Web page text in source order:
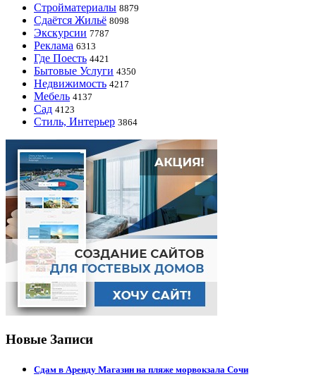
Стройматериалы 8879
Сдаётся Жильё 8098
Экскурсии 7787
Реклама 6313
Где Поесть 4421
Бытовые Услуги 4350
Недвижимость 4217
Мебель 4137
Сад 4123
Стиль, Интерьер 3864
Новые Записи
Сдам в Аренду Магазин на пляже морвокзала Сочи